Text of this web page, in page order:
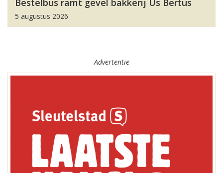
Bestelbus ramt gevel bakkerij Us Bertus
5 augustus 2026
Advertentie